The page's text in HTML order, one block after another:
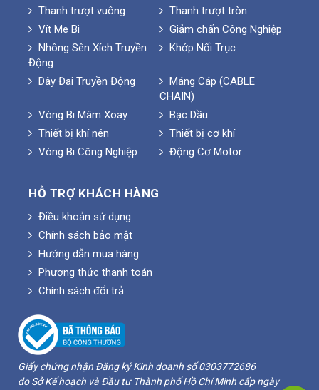
Thanh trượt vuông
Thanh trượt tròn
Vít Me Bi
Giảm chấn Công Nghiệp
Nhông Sên Xích Truyền
Động
Khớp Nối Trục
Dây Đai Truyền Động
Máng Cáp (CABLE
CHAIN)
Vòng Bi Mâm Xoay
Bạc Dầu
Thiết bị khí nén
Thiết bị cơ khí
Vòng Bi Công Nghiệp
Động Cơ Motor
HỖ TRỢ KHÁCH HÀNG
Điều khoản sử dụng
Chính sách bảo mật
Hướng dẫn mua hàng
Phương thức thanh toán
Chính sách đổi trả
Giấy chứng nhận Đăng ký Kinh doanh số 0303772686
do Sở Kế hoạch và Đầu tư Thành phố Hồ Chí Minh cấp ngày